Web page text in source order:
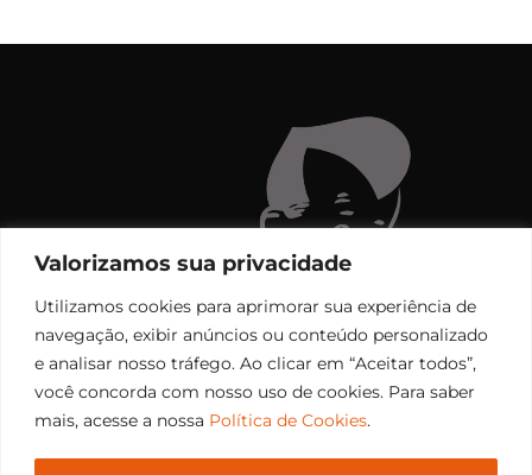
Valorizamos sua privacidade
Utilizamos cookies para aprimorar sua experiência de
navegação, exibir anúncios ou conteúdo personalizado
e analisar nosso tráfego. Ao clicar em “Aceitar todos”,
você concorda com nosso uso de cookies. Para saber
mais, acesse a nossa Política de Cookies.